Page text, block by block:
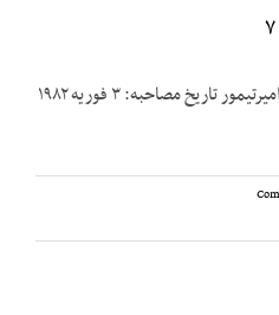
روایت‌کننده: آقای محمد ابراهیم امیرتیمور تاریخ مصاحبه: ۳ فوریه ۱۹۸۲